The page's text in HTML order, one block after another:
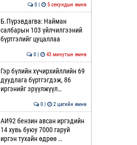
0 | 5 секундын өмнө
Б.Пүрэвдагва: Найман
салбарын 103 үйлчилгээний
бүртгэлийг цуцаллаа
0 | 43 минутын өмнө
Гэр бүлийн хүчирхийллийн 69
дуудлага бүртгэгдэж, 86
иргэнийг эрүүлжүүл…
0 | 2 цагийн өмнө
АИ92 бензин авсан иргэдийн
14 хувь буюу 7000 гаруй
иргэн тухайн өдрөө …